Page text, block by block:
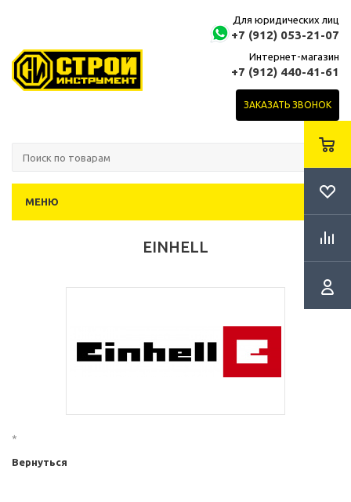
Для юридических лиц
+7 (912) 053-21-07
Интернет-магазин
+7 (912) 440-41-61
ЗАКАЗАТЬ ЗВОНОК
МЕНЮ
EINHELL
*
Вернуться